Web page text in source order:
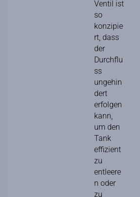
Ventil ist
so
konzipie
rt, dass
der
Durchflu
ss
ungehin
dert
erfolgen
kann,
um den
Tank
effizient
zu
entleere
n oder
zu